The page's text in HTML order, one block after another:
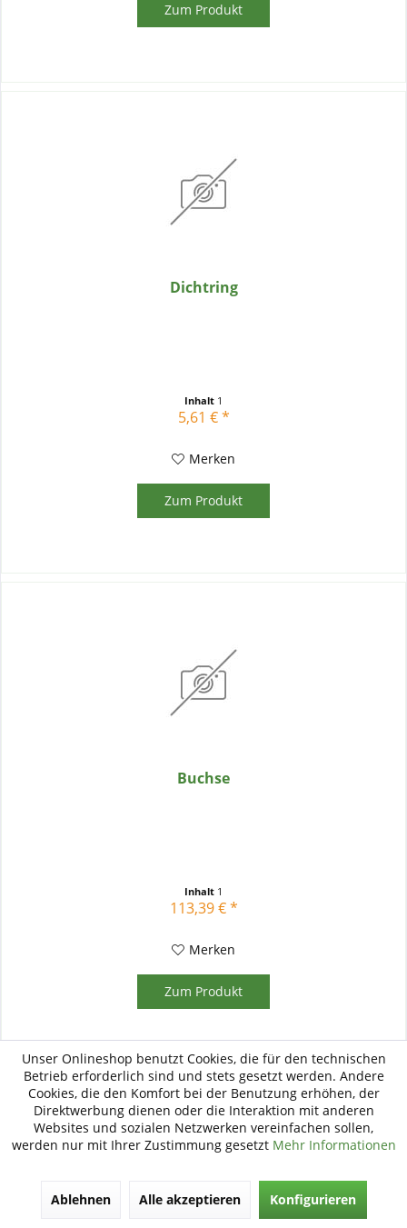
Zum Produkt
Dichtring
Inhalt 1
5,61 € *
Merken
Zum Produkt
Buchse
Inhalt 1
113,39 € *
Merken
Zum Produkt
Unser Onlineshop benutzt Cookies, die für den technischen
Betrieb erforderlich sind und stets gesetzt werden. Andere
Cookies, die den Komfort bei der Benutzung erhöhen, der
Direktwerbung dienen oder die Interaktion mit anderen
Websites und sozialen Netzwerken vereinfachen sollen,
werden nur mit Ihrer Zustimmung gesetzt Mehr Informationen
Ablehnen Alle akzeptieren Konfigurieren